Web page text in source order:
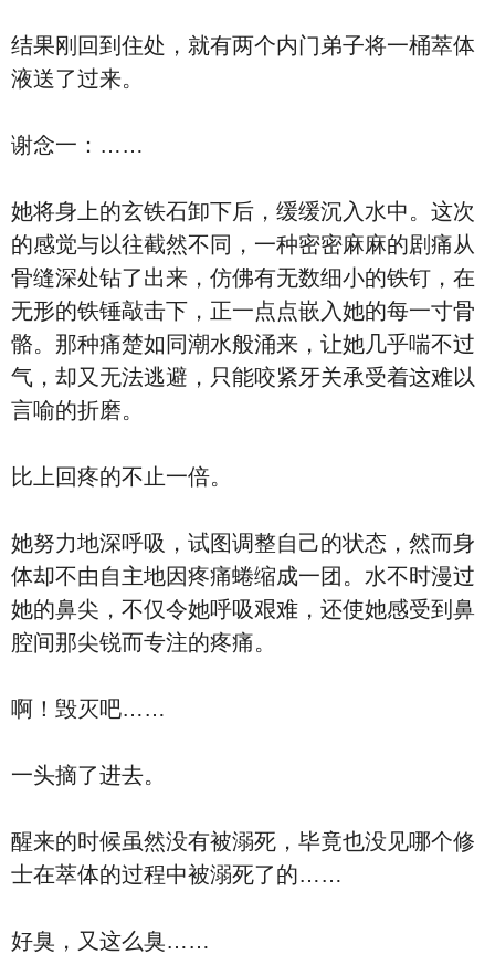
结果刚回到住处，就有两个内门弟子将一桶萃体
液送了过来。
谢念一：……
她将身上的玄铁石卸下后，缓缓沉入水中。这次
的感觉与以往截然不同，一种密密麻麻的剧痛从
骨缝深处钻了出来，仿佛有无数细小的铁钉，在
无形的铁锤敲击下，正一点点嵌入她的每一寸骨
骼。那种痛楚如同潮水般涌来，让她几乎喘不过
气，却又无法逃避，只能咬紧牙关承受着这难以
言喻的折磨。
比上回疼的不止一倍。
她努力地深呼吸，试图调整自己的状态，然而身
体却不由自主地因疼痛蜷缩成一团。水不时漫过
她的鼻尖，不仅令她呼吸艰难，还使她感受到鼻
腔间那尖锐而专注的疼痛。
啊！毁灭吧……
一头摘了进去。
醒来的时候虽然没有被溺死，毕竟也没见哪个修
士在萃体的过程中被溺死了的……
好臭，又这么臭……